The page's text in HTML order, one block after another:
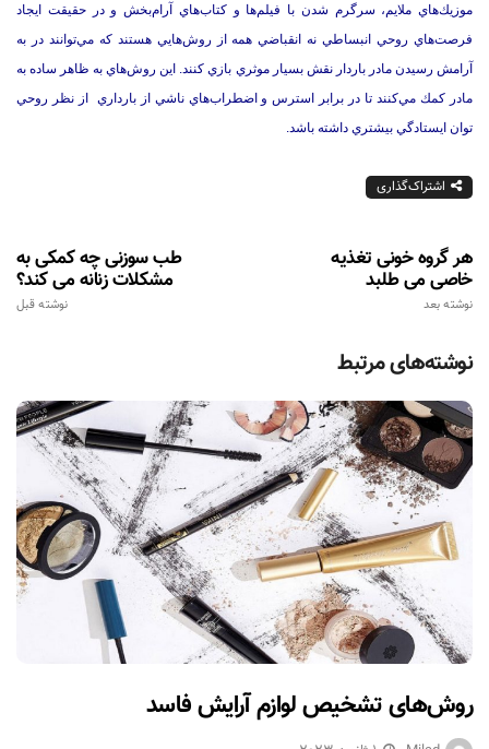
موزيك‌هاي ملايم، سرگرم شدن با فيلم‌ها و كتاب‌هاي آرام‌بخش و در حقيقت ايجاد
فرصت‌هاي روحي انبساطي نه انقباضي همه از روش‌هايي هستند كه مي‌توانند در به
آرامش رسيدن مادر باردار نقش بسيار موثري بازي كنند. اين روش‌هاي به ظاهر ساده به
مادر كمك مي‌كنند تا در برابر استرس و اضطراب‌هاي ناشي از بارداري از نظر روحي
توان ايستادگي بيشتري داشته باشد.
اشتراک‌گذاری
طب سوزنی چه کمکی به
مشکلات زنانه می کند؟
نوشته قبل
هر گروه خونی تغذیه
خاصی می طلبد
نوشته بعد
نوشته‌های مرتبط
روش‌های تشخیص لوازم آرایش فاسد